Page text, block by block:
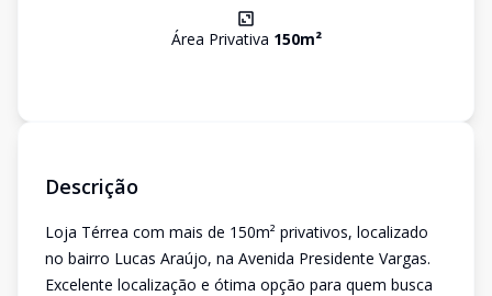
Área Privativa 150m²
Descrição
Loja Térrea com mais de 150m² privativos, localizado
no bairro Lucas Araújo, na Avenida Presidente Vargas.
Excelente localização e ótima opção para quem busca